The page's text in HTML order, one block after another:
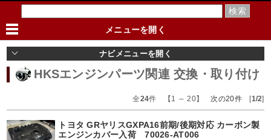
メニューを開く
ナビメニューを開く
HKSエンジンパーツ関連 交換・取り付け
全24件 【1 ～ 20】 次の20件[1/2]
トヨタ GRヤリスGXPA16前期/後期対応 カーボン製
エンジンカバー入荷 70026-AT006